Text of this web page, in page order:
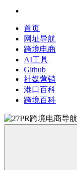
首页
网址导航
跨境电商
AI工具
Github
社媒营销
港口百科
跨境百科